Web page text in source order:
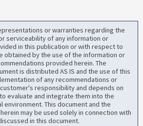
or warranties regarding the
serviceability of any information or
in this publication or with respect to
obtained by the use of the information or
provided herein. The
is distributed AS IS and the use of this
of any recommendations or
responsibility and depends on
evaluate and integrate them into the
This document and the
may be used solely in connection with
in this document.